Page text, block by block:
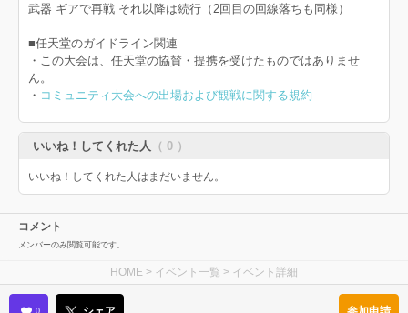
武器 ギアで再戦 それ以降は続行（2回目の回線落ちも同様）
■任天堂のガイドライン関連
・この大会は、任天堂の協賛・提携を受けたものではありませ
ん。
・ コミュニティ大会への出場および観戦に関する規約
いいね！してくれた人 （ 0 ）
いいね！してくれた人はまだいません。
コメント
メンバーのみ閲覧可能です。
HOME > イベント一覧 > イベント詳細
0